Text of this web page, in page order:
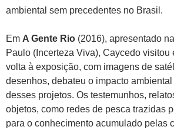
ambiental sem precedentes no Brasil.
Em A Gente Rio (2016), apresentado
Paulo (Incerteza Viva), Caycedo visitou
volta à exposição, com imagens de
desenhos, debateu o impacto ambiental
desses projetos. Os testemunhos,
objetos, como redes de pesca trazidas
para o conhecimento acumulado pelas